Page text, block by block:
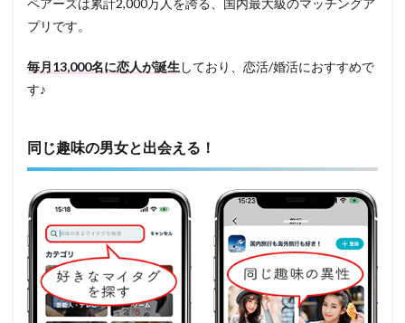
プリです。
毎月13,000名に恋人が誕生 しており、恋活/婚活におすすめで
す♪
同じ趣味の男女と出会える！